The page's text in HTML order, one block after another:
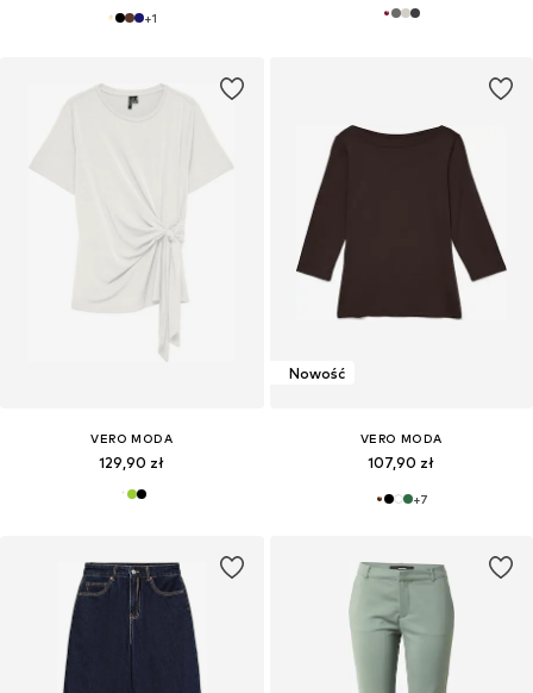
+1
VERO MODA
129,90 zł
Nowość
VERO MODA
107,90 zł
+7